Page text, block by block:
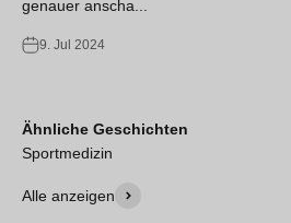
genauer anscha...
9. Jul 2024
Ähnliche Geschichten
Sportmedizin
Alle anzeigen